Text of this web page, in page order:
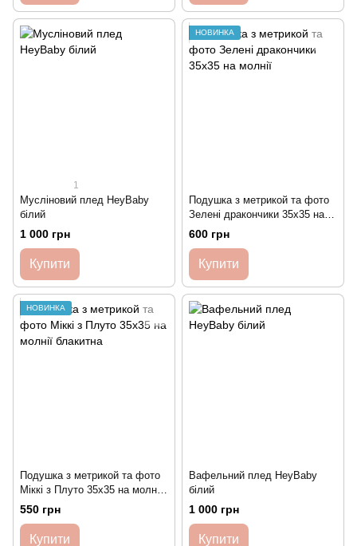
1
Мусліновий плед HeyBaby
білий
1 000 грн
Купити
НОВИНКА
Подушка з метрикой та фото
Зелені дракончики 35х35 на
молнії
600 грн
Купити
НОВИНКА
Подушка з метрикой та фото
Міккі з Плуто 35х35 на молнії
блакитна
550 грн
Купити
Вафельний плед HeyBaby
білий
1 000 грн
Купити